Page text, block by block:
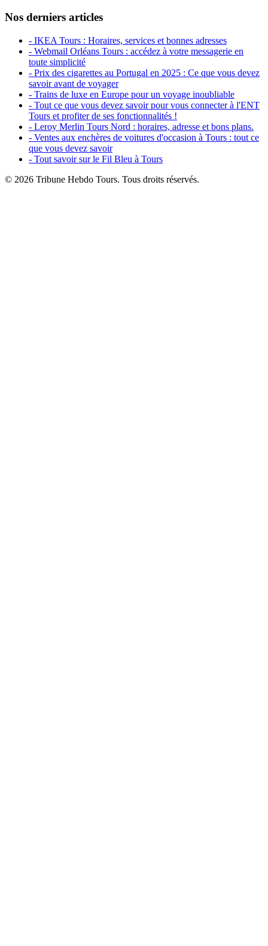
Nos derniers articles
- IKEA Tours : Horaires, services et bonnes adresses
- Webmail Orléans Tours : accédez à votre messagerie en
toute simplicité
- Prix des cigarettes au Portugal en 2025 : Ce que vous devez
savoir avant de voyager
- Trains de luxe en Europe pour un voyage inoubliable
- Tout ce que vous devez savoir pour vous connecter à l'ENT
Tours et profiter de ses fonctionnalités !
- Leroy Merlin Tours Nord : horaires, adresse et bons plans.
- Ventes aux enchères de voitures d'occasion à Tours : tout ce
que vous devez savoir
- Tout savoir sur le Fil Bleu à Tours
© 2026 Tribune Hebdo Tours. Tous droits réservés.